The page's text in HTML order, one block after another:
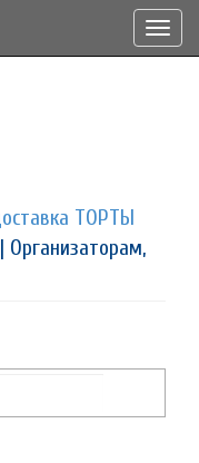
| Организаторам,